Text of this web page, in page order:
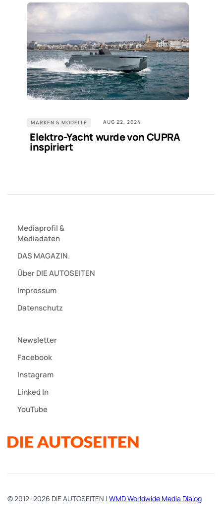
MARKEN & MODELLE AUG 22, 2024
Elektro-Yacht wurde von CUPRA
inspiriert
Mediaprofil&
Mediadaten
DAS MAGAZIN.
Über DIE AUTOSEITEN
Impressum
Datenschutz
Newsletter
Facebook
Instagram
Linked In
YouTube
© 2012–2026 DIE AUTOSEITEN | WMD Worldwide Media Dialog